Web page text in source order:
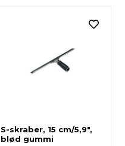
S-skraber, 15 cm/5,9",
blød gummi